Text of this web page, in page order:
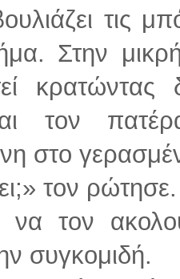
τις
Στην
τον
στο
τον ρώτησε.
να τον
συγκομιδή.